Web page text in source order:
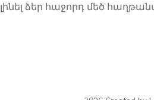
լինել ձեր հաջորդ մեծ